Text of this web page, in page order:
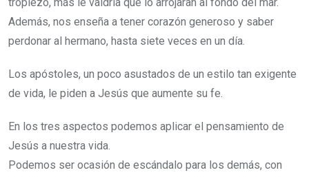
Además, nos enseña a tener corazón generoso y saber
perdonar al hermano, hasta siete veces en un día.
Los apóstoles, un poco asustados de un estilo tan exigente
de vida, le piden a Jesús que aumente su fe.
En los tres aspectos podemos aplicar el pensamiento de
Jesús a nuestra vida.
Podemos ser ocasión de escándalo para los demás, con